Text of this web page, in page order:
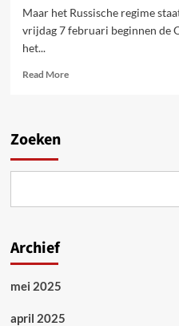
Maar het Russische regime
vrijdag 7 februari beginnen de
het...
Read MoreRead
Spelen
Zoeken
Archief
mei 2025
april 2025